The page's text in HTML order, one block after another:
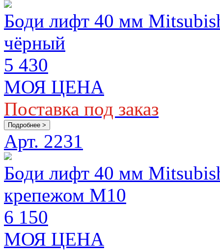
Боди лифт 40 мм
чёрный
5 430
МОЯ ЦЕНА
Поставка под заказ
Подробнее >
Арт. 2231
Боди лифт 40 мм
крепежом М10
6 150
МОЯ ЦЕНА